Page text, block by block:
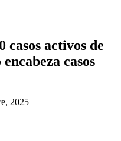
casos activos de
casos
2025